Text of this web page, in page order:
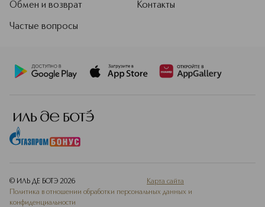
Обмен и возврат
Частые вопросы
Контакты
© ИЛЬ ДЕ БОТЭ 2026
Карта сайта
Политика в отношении обработки персональных данных и
конфиденциальности